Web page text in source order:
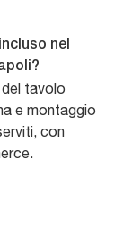
nel
tavolo
e montaggio
con